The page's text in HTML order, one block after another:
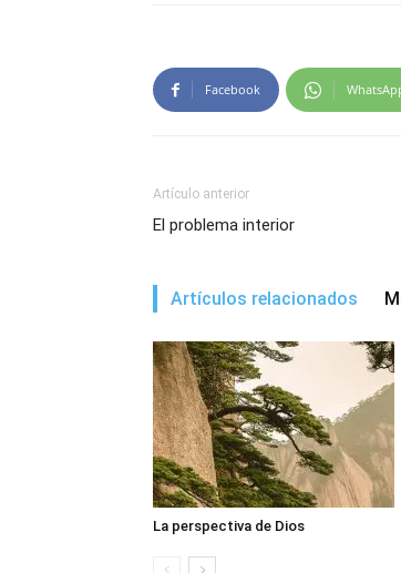
Facebook
Artículo anterior
El problema interior
Artículos relacionados
La perspectiva de Dios